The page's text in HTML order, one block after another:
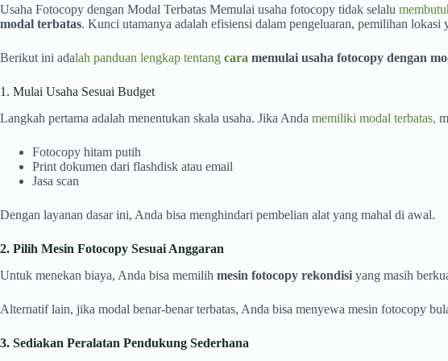
Usaha Fotocopy dengan Modal Terbatas Memulai usaha fotocopy tidak selalu
modal terbatas. Kunci utamanya adalah efisiensi dalam pengeluaran, pemilihan lokasi
Berikut ini adalah panduan lengkap tentang cara memulai usaha fotocopy dengan
1. Mulai Usaha Sesuai Budget
Langkah pertama adalah menentukan skala usaha. Jika Anda memiliki modal terbatas,
Fotocopy hitam putih
Print dokumen dari flashdisk atau email
Jasa scan
Dengan layanan dasar ini, Anda bisa menghindari pembelian alat yang mahal di awal.
2. Pilih Mesin Fotocopy Sesuai Anggaran
Untuk menekan biaya, Anda bisa memilih mesin fotocopy rekondisi yang masih
Alternatif lain, jika modal benar-benar terbatas, Anda bisa menyewa mesin fotocopy
3. Sediakan Peralatan Pendukung Sederhana